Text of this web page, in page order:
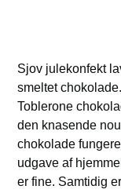
Sjov julekonfekt
smeltet
Toblerone
den knasende
chokolade
udgave af
er fine. Samtidig